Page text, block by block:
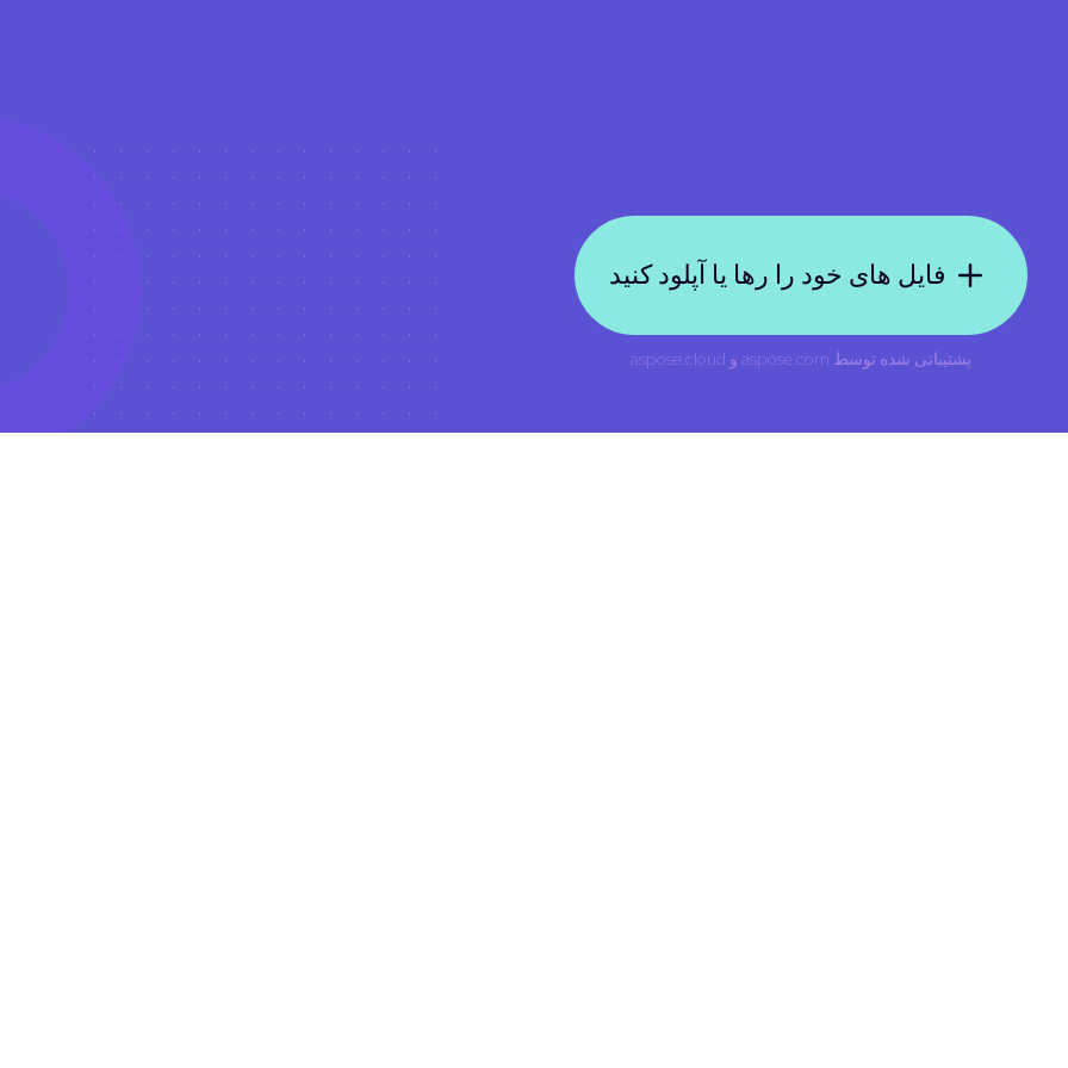
فایل های خود را رها یا آپلود کنید
پشتیبانی شده توسط aspose.com و aspose.cloud